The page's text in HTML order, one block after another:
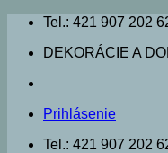
Skip
content
Tel.: 421 907 202
DEKORÁCIE A
Prihlásenie
Tel.: 421 907 202